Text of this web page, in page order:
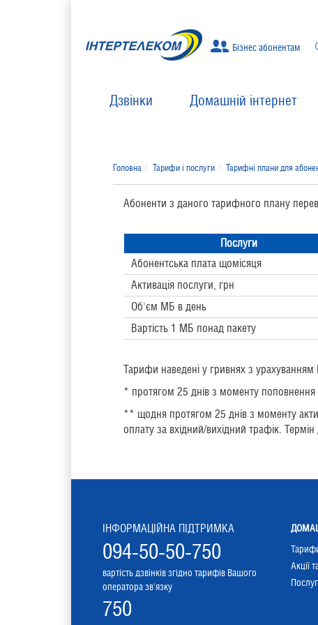
Бізнес абонентам
Дзвінки Домашній інтернет
Головна Тарифи і послуги Тарифні плани для
Абоненти з даного тарифного плану
Послуги
Абонентська плата щомісяця
Активація послуги, грн
Об'єм МБ в день
Вартість 1 МБ понад пакету
Тарифи наведені у гривнях з
* протягом 25 днів з моменту поповнення
** щодня протягом 25 днів з моменту
оплату за вхідний/вихідний трафік. Термін
ІНФОРМАЦІЙНА ПІДТРИМКА
094-50-50-750
вартість дзвінків згідно тарифів Вашого
оператора зв'язку
750
Акції